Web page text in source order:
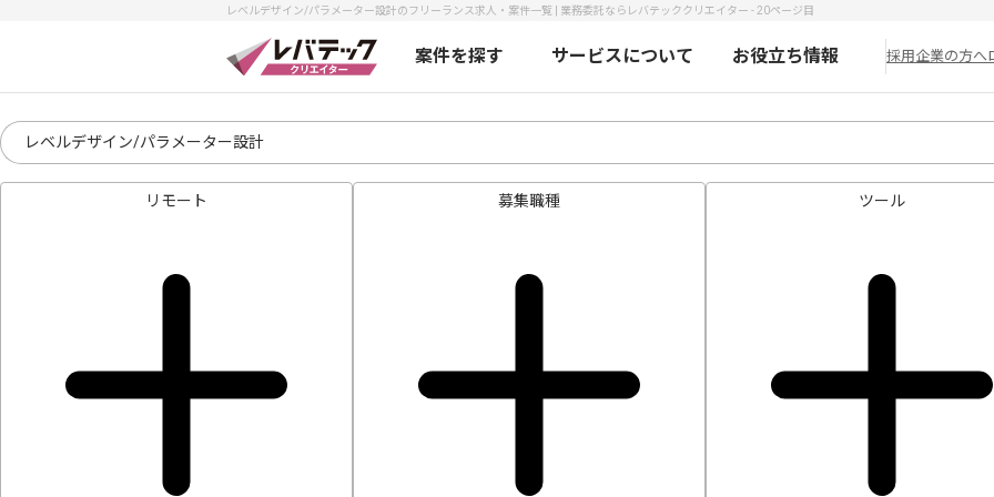
レベルデザイン/パラメーター設計のフリーランス求人・案件一覧 | 業務委託ならレバテッククリエイター - 20ページ目
案件を探す サービスについて お役立ち情報 採用企業の方へ
リモート 募集職種 ツール